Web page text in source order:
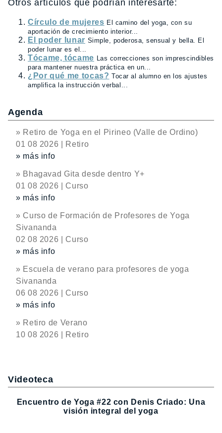
Otros artículos que podrían interesarte:
Círculo de mujeres El camino del yoga, con su
aportación de crecimiento interior...
El poder lunar Simple, poderosa, sensual y bella. El
poder lunar es el...
Tócame, tócame Las correcciones son imprescindibles
para mantener nuestra práctica en un...
¿Por qué me tocas? Tocar al alumno en los ajustes
amplifica la instrucción verbal...
Agenda
» Retiro de Yoga en el Pirineo (Valle de Ordino)
01 08 2026 | Retiro
» más info
» Bhagavad Gita desde dentro Y+
01 08 2026 | Curso
» más info
» Curso de Formación de Profesores de Yoga
Sivananda
02 08 2026 | Curso
» más info
» Escuela de verano para profesores de yoga
Sivananda
06 08 2026 | Curso
» más info
» Retiro de Verano
10 08 2026 | Retiro
Videoteca
Encuentro de Yoga #22 con Denis Criado: Una
visión integral del yoga